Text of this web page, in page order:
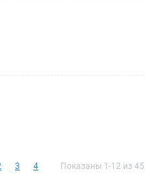
3 4 Показаны 1-12 из 45